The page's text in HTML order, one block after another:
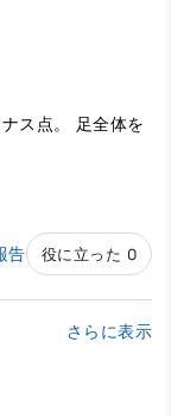
ス点。 足全体を
告 役に立った 0
さらに表示